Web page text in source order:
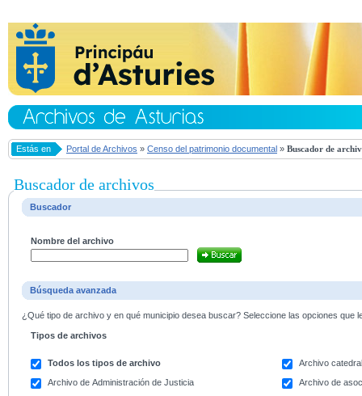
Estás en Portal de Archivos » Censo del patrimonio documental » Buscador de
Buscador de archivos
Buscador
Nombre del archivo
Búsqueda avanzada
¿Qué tipo de archivo y en qué municipio desea buscar? Seleccione las opciones que
Tipos de archivos
Todos los tipos de archivo
Archivo
Archivo de Administración de Justicia
Archivo de